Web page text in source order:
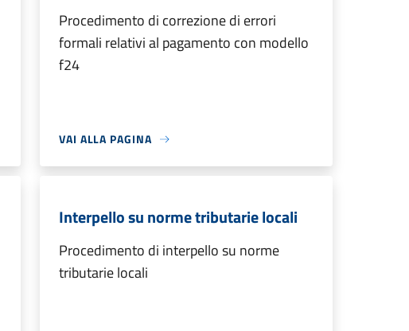
Procedimento di correzione di errori
formali relativi al pagamento con modello
f24
VAI ALLA PAGINA
Interpello su norme tributarie locali
Procedimento di interpello su norme
tributarie locali